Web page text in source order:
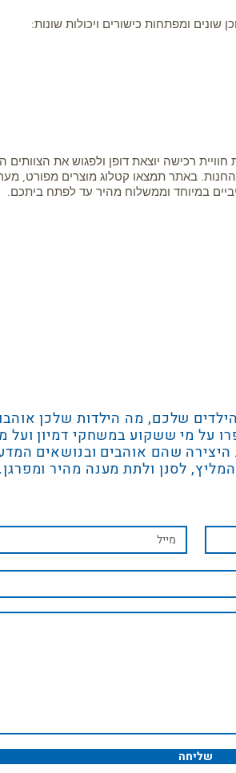
ומפתחות כישורים ויכולות שונות:
רכישה יוצאת דופן ולפגוש את הצוותים
באתר תמצאו קטלוג מוצרים מפורט,
במיוחד וממשלוח מהיר עד לפתח ביתכם.
שלכם, מה הילדות שלכן
על מי ששקוע במשחקי דמיון ועל
היצירה שהם אוהבים ובנושאים
לסנן ולתת מענה מהיר ומפרגן.
שליחה